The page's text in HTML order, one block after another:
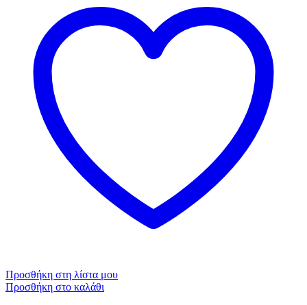
Προσθήκη στη λίστα μου
Προσθήκη στο καλάθι